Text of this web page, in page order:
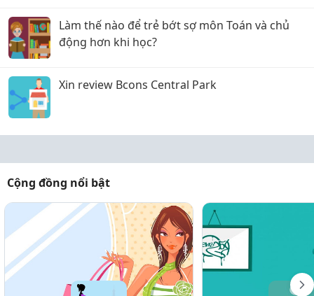
Làm thế nào để trẻ bớt sợ môn Toán và chủ
động hơn khi học?
Xin review Bcons Central Park
Cộng đồng nổi bật